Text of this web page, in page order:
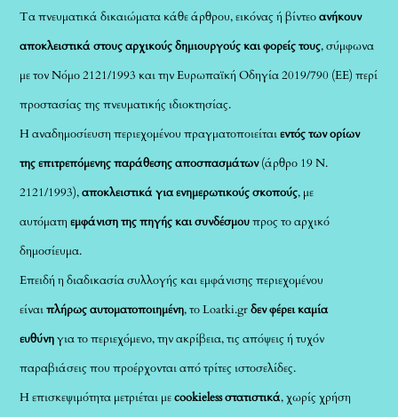
Τα πνευματικά δικαιώματα κάθε άρθρου, εικόνας ή βίντεοανήκουν
αποκλειστικά στους αρχικούς δημιουργούς και φορείς τους, σύμφωνα
με τον Νόμο 2121/1993 και την Ευρωπαϊκή Οδηγία 2019/790 (ΕΕ) περί
προστασίας της πνευματικής ιδιοκτησίας.
Η αναδημοσίευση περιεχομένου πραγματοποιείταιεντός των ορίων
της επιτρεπόμενης παράθεσης αποσπασμάτων(άρθρο 19 Ν.
2121/1993),αποκλειστικά για ενημερωτικούς σκοπούς, με
αυτόματηεμφάνιση της πηγής και συνδέσμουπρος το αρχικό
δημοσίευμα.
Επειδή η διαδικασία συλλογής και εμφάνισης περιεχομένου
είναιπλήρως αυτοματοποιημένη, το Loatki.grδεν φέρει καμία
ευθύνηγια το περιεχόμενο, την ακρίβεια, τις απόψεις ή τυχόν
παραβιάσεις που προέρχονται από τρίτες ιστοσελίδες.
Η επισκεψιμότητα μετριέται μεcookieless στατιστικά, χωρίς χρήση